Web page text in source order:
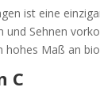
ist eine
und Sehnen
hohes Maß an
C